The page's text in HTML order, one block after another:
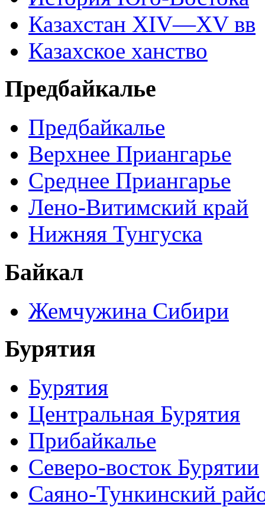
Казахстан XIV—XV вв
Казахское ханство
Предбайкалье
Предбайкалье
Верхнее Приангарье
Среднее Приангарье
Лено-Витимский край
Нижняя Тунгуска
Байкал
Жемчужина Сибири
Бурятия
Бурятия
Центральная Бурятия
Прибайкалье
Северо-восток Бурятии
Саяно-Тункинский